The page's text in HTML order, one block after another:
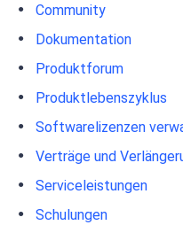
Community
Dokumentation
Produktforum
Produktlebenszyklus
Softwarelizenzen
Verträge und
Serviceleistungen
Schulungen